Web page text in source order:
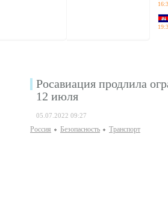
Росавиация продлила
12 июля
05.07.2022 09:27
Россия Безопаcность Транспорт